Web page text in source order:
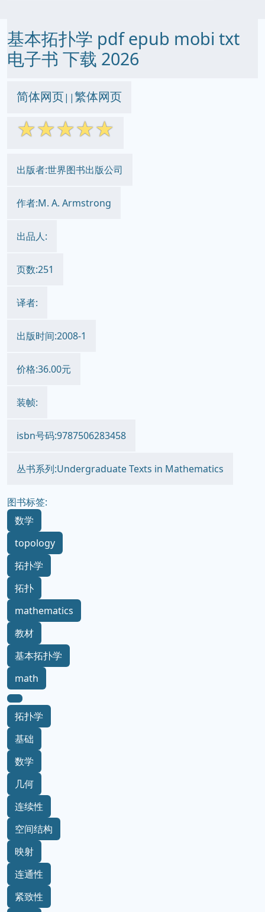
基本拓扑学 pdf epub mobi txt
电子书 下载 2026
简体网页||繁体网页
☆☆☆☆☆
出版者:世界图书出版公司
作者:M. A. Armstrong
出品人:
页数:251
译者:
出版时间:2008-1
价格:36.00元
装帧:
isbn号码:9787506283458
丛书系列:Undergraduate Texts in Mathematics
图书标签:
数学
topology
拓扑学
拓扑
mathematics
教材
基本拓扑学
math
拓扑学
基础
数学
几何
连续性
空间结构
映射
连通性
紧致性